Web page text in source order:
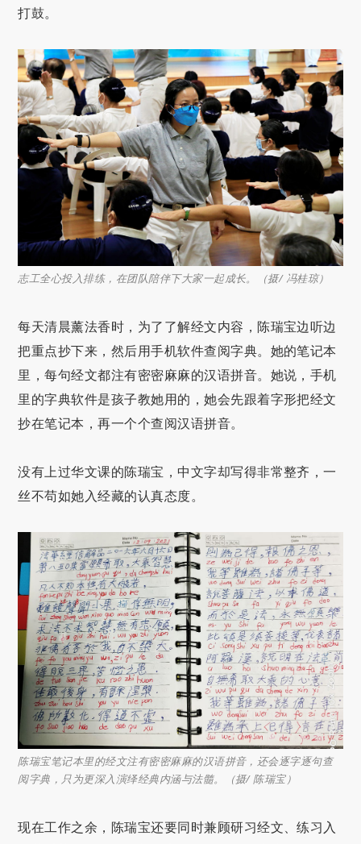
打鼓。
志工全心投入排练，在团队陪伴下大家一起成长。（摄/ 冯桂琼）
每天清晨薰法香时，为了了解经文内容，陈瑞宝边听边
把重点抄下来，然后用手机软件查阅字典。她的笔记本
里，每句经文都注有密密麻麻的汉语拼音。她说，手机
里的字典软件是孩子教她用的，她会先跟着字形把经文
抄在笔记本，再一个个查阅汉语拼音。
没有上过华文课的陈瑞宝，中文字却写得非常整齐，一
丝不苟如她入经藏的认真态度。
陈瑞宝笔记本里的经文注有密密麻麻的汉语拼音，还会逐字逐句查
阅字典，只为更深入演绎经典内涵与法髓。（摄/ 陈瑞宝）
现在工作之余，陈瑞宝还要同时兼顾研习经文、练习入